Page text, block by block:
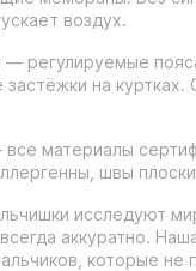
воздух.
— регулируемые
застёжки на
материалы
швы
исследуют
аккуратно.
которые не